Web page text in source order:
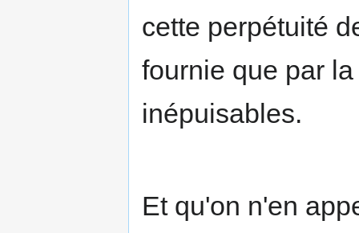
cette perpétuité
fournie que par
inépuisables.
Et qu'on n'en